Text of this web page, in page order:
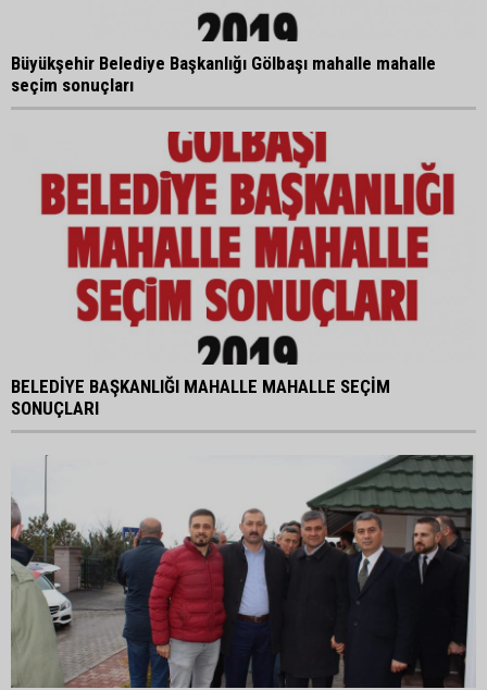
Büyükşehir Belediye Başkanlığı Gölbaşı mahalle mahalle
seçim sonuçları
BELEDİYE BAŞKANLIĞI MAHALLE MAHALLE SEÇİM
SONUÇLARI